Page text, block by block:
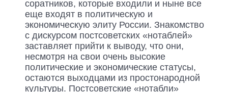
соратников, которые входили и ныне все
еще входят в политическую и
экономическую элиту России. Знакомство
с дискурсом постсоветских «нотаблей»
заставляет прийти к выводу, что они,
несмотря на свои очень высокие
политические и экономические статусы,
остаются выходцами из простонародной
культуры. Постсоветские «нотабли»